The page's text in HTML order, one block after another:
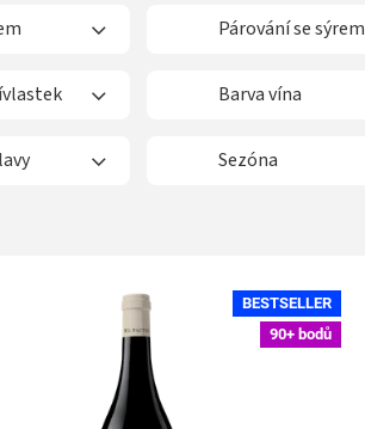
Párování se sýrem
Barva vína
Sezóna
BESTSELLER
90+ bodů